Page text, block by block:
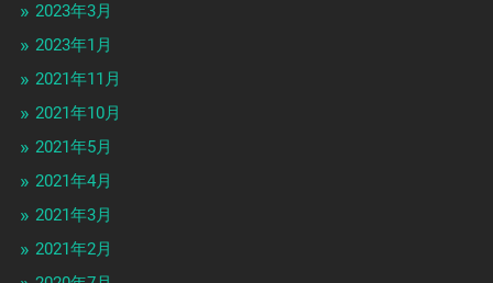
2023年3月
2023年1月
2021年11月
2021年10月
2021年5月
2021年4月
2021年3月
2021年2月